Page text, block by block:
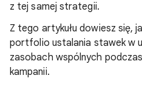
z tej samej strategii.
Z tego artykułu dowiesz się,
portfolio ustalania stawek w
zasobach wspólnych
kampanii.